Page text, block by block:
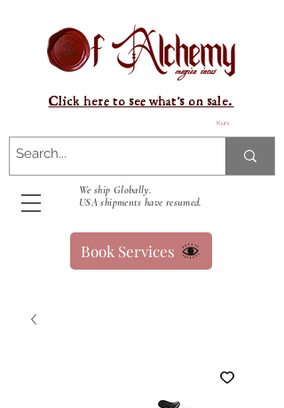
Kurv
We ship Globally.
USA shipments have resumed.
Click here to see what's on sale.
Book Services